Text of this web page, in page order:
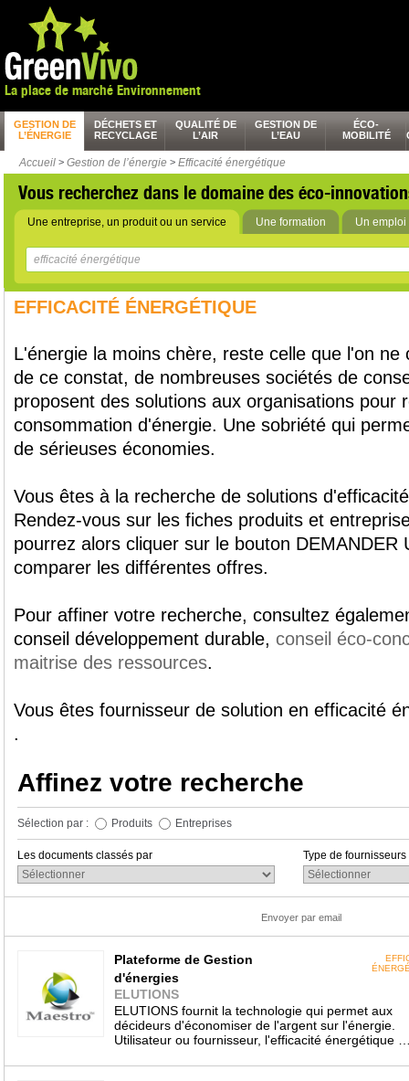
La place de marché Environnement
GESTION DE
L’ÉNERGIE
DÉCHETS ET
RECYCLAGE
QUALITÉ DE
L’AIR
GESTION DE
L’EAU
ÉCO-
MOBILITÉ
Accueil > Gestion de l’énergie > Efficacité énergétique
Vous recherchez dans le domaine des éco-
Une entreprise, un produit ou un service Une formation Un emploi
EFFICACITÉ ÉNERGÉTIQUE
L'énergie la moins chère, reste celle que l'on ne
de ce constat, de nombreuses sociétés de
proposent des solutions aux organisations pour
consommation d'énergie. Une sobriété qui
de sérieuses économies.
Vous êtes à la recherche de solutions
Rendez-vous sur les fiches produits et
pourrez alors cliquer sur le bouton DEMANDER
comparer les différentes offres.
Pour affiner votre recherche, consultez
conseil développement durable, conseil éco-
maitrise des ressources.
Vous êtes fournisseur de solution en efficacité
.
Affinez votre recherche
Sélection par : Produits Entreprises
Les documents classés par Type de fournisseurs
Envoyer par email
Plateforme de Gestion
d'énergies
ELUTIONS
ELUTIONS fournit la technologie qui permet aux
décideurs d'économiser de l'argent sur l'énergie.
Utilisateur ou fournisseur, l'efficacité énergétique